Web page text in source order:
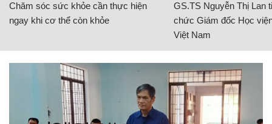
Chăm sóc sức khỏe cần thực hiện
ngay khi cơ thể còn khỏe
GS.TS Nguyễn Thị Lan
chức Giám đốc Học
Việt Nam